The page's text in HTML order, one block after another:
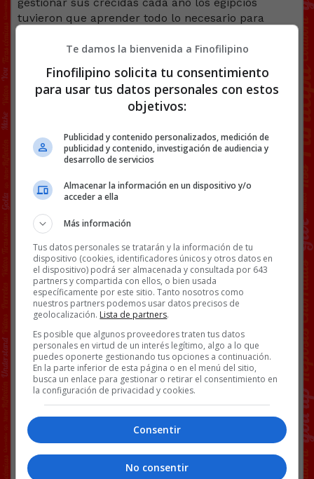
tuvieron que aprender todo lo necesario para
Juraría que se ha rebajado los lados de la
mandíbula. Si lo ha hecho, la verdad es que le ha
quedado muy bien.
Así era antes:
Facebook
Twitter
WhatsApp
Gmail
Copy
Link
PIRÁMIDES TER VÍDEOS
56 COMENTARIOS
RANDOM 23 JUNIO, 2024
Te damos la bienvenida a Finofilipino
Finofilipino solicita tu consentimiento
para usar tus datos personales con estos
objetivos:
Publicidad y contenido personalizados, medición de
publicidad y contenido, investigación de audiencia y
desarrollo de servicios
Almacenar la información en un dispositivo y/o
acceder a ella
Más información
Tus datos personales se tratarán y la información de tu
dispositivo (cookies, identificadores únicos y otros datos en
el dispositivo) podrá ser almacenada y consultada por 643
partners y compartida con ellos, o bien usada
específicamente por este sitio. Tanto nosotros como
nuestros partners podemos usar datos precisos de
geolocalización. Lista de partners.
Es posible que algunos proveedores traten tus datos
personales en virtud de un interés legítimo, algo a lo que
puedes oponerte gestionando tus opciones a continuación.
En la parte inferior de esta página o en el menú del sitio,
busca un enlace para gestionar o retirar el consentimiento en
la configuración de privacidad y cookies.
Consentir
No consentir